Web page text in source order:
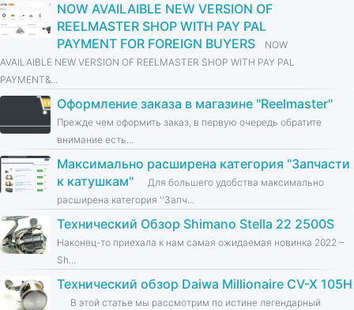
NOW AVAILAIBLE NEW VERSION OF
REELMASTER SHOP WITH PAY PAL
PAYMENT FOR FOREIGN BUYERS
NOW
AVAILAIBLE NEW VERSION OF REELMASTER SHOP WITH PAY PAL
PAYMENT&...
Оформление заказа в магазине ''Reelmaster''
Прежде чем оформить заказ, в первую очередь обратите
внимание есть...
Максимально расширена категория ''Запчасти
к катушкам''
Для большего удобства максимально
расширена категория ''Запч...
Технический Обзор Shimano Stella 22 2500S
Наконец-то приехала к нам самая ожидаемая новинка 2022 –
Sh...
Технический обзор Daiwa Millionaire CV-X 105H
В этой статье мы рассмотрим по истине легендарный